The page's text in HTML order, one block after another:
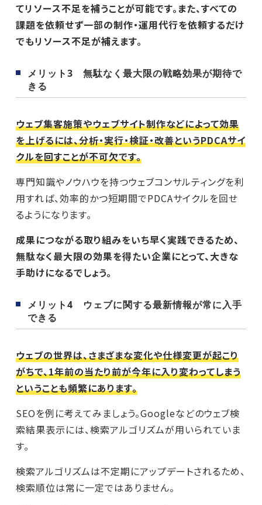
てリソース不足を補うことが可能です。また、すべての
課題を依頼せず一部の制作・運用代行を依頼するだけ
でもリソース不足が補えます。
メリット3 無駄なく最大限の戦略効果が期待で
きる
ウェブ集客施策やウェブサイト制作などによって効果
を上げるには、分析・実行・検証・改善というPDCAサイ
クルを回すことが不可欠です。
専門知識やノウハウを持つウェブコンサルティングを利
用すれば、効率的かつ短期間でPDCAサイクルを回せ
るようになります。
成果につながる取り組みをいち早く実践できるため、
無駄なく最大限の効果を得たい企業にとって、大きな
手助けになるでしょう。
メリット4 ウェブに関する最新情報が常に入手
できる
ウェブの世界は、さまざまな変化や仕様変更が起こり
がちで、1年前の当たり前が今年に入り変わってしまう
ということも頻繁にあります。
SEOを例に考えてみましょう。Googleなどのウェブ検
索結果表示には、検索アルゴリズムが用いられていま
す。
検索アルゴリズムは不定期にアップデートされるため、
検索順位は常に一定ではありません。